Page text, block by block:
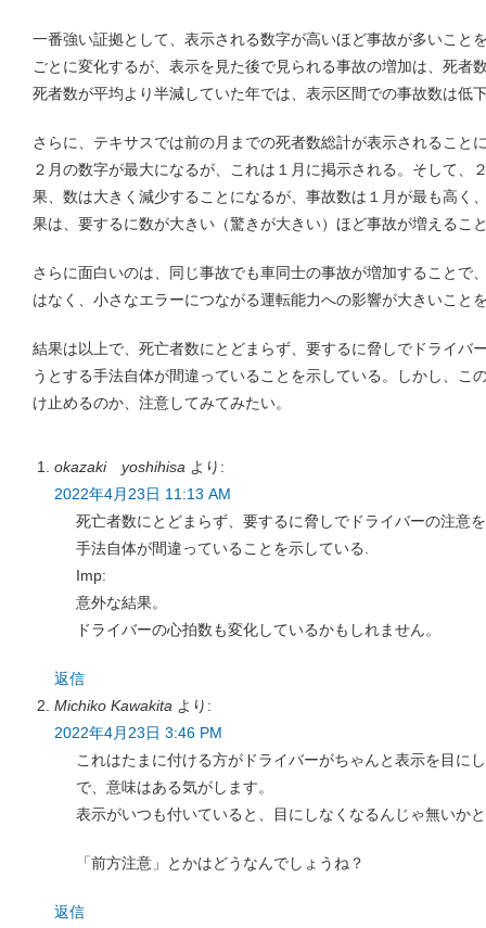
一番強い証拠として、表示される数字が高いほど事故が多いこと
ごとに変化するが、表示を見た後で見られる事故の増加は、死者
死者数が平均より半減していた年では、表示区間での事故数は低
さらに、テキサスでは前の月までの死者数総計が表示されること
２月の数字が最大になるが、これは１月に掲示される。そして、
果、数は大きく減少することになるが、事故数は１月が最も高く
果は、要するに数が大きい（驚きが大きい）ほど事故が増えるこ
さらに面白いのは、同じ事故でも車同士の事故が増加することで
はなく、小さなエラーにつながる運転能力への影響が大きいこと
結果は以上で、死亡者数にとどまらず、要するに脅しでドライバ
うとする手法自体が間違っていることを示している。しかし、こ
け止めるのか、注意してみてみたい。
okazaki yoshihisa より:
2022年4月23日 11:13 AM
死亡者数にとどまらず、要するに脅しでドライバーの注意
手法自体が間違っていることを示している.
Imp:
意外な結果。
ドライバーの心拍数も変化しているかもしれません。
返信
Michiko Kawakita より:
2022年4月23日 3:46 PM
これはたまに付ける方がドライバーがちゃんと表示を目に
で、意味はある気がします。
表示がいつも付いていると、目にしなくなるんじゃ無いか
「前方注意」とかはどうなんでしょうね？
返信